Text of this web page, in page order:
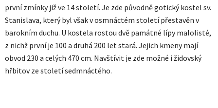
první zmínky již ve 14 století. Je zde původně gotický kostel sv.
Stanislava, který byl však v osmnáctém století přestavěn v
barokním duchu. U kostela rostou dvě památné lípy malolisté,
z nichž první je 100 a druhá 200 let stará. Jejich kmeny mají
obvod 230 a celých 470 cm. Navštívit je zde možné i židovský
hřbitov ze století sedmnáctého.